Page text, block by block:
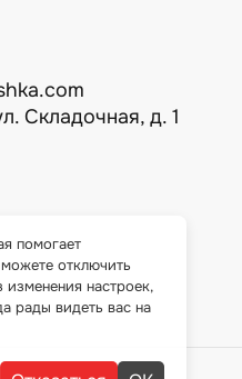
Складочная, д. 1
помогает
отключить
настроек,
рады видеть вас на